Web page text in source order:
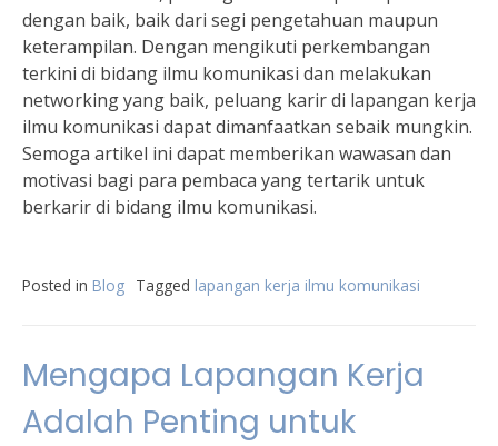
dengan baik, baik dari segi pengetahuan maupun
keterampilan. Dengan mengikuti perkembangan
terkini di bidang ilmu komunikasi dan melakukan
networking yang baik, peluang karir di lapangan kerja
ilmu komunikasi dapat dimanfaatkan sebaik mungkin.
Semoga artikel ini dapat memberikan wawasan dan
motivasi bagi para pembaca yang tertarik untuk
berkarir di bidang ilmu komunikasi.
Posted in Blog Tagged lapangan kerja ilmu komunikasi
Mengapa Lapangan Kerja
Adalah Penting untuk